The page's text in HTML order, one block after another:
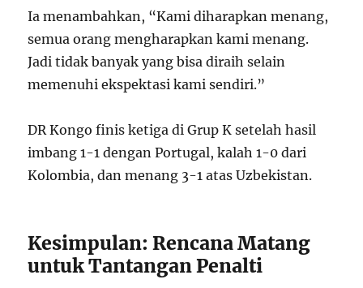
Ia menambahkan, “Kami diharapkan menang,
semua orang mengharapkan kami menang.
Jadi tidak banyak yang bisa diraih selain
memenuhi ekspektasi kami sendiri.”
DR Kongo finis ketiga di Grup K setelah hasil
imbang 1-1 dengan Portugal, kalah 1-0 dari
Kolombia, dan menang 3-1 atas Uzbekistan.
Kesimpulan: Rencana Matang
untuk Tantangan Penalti